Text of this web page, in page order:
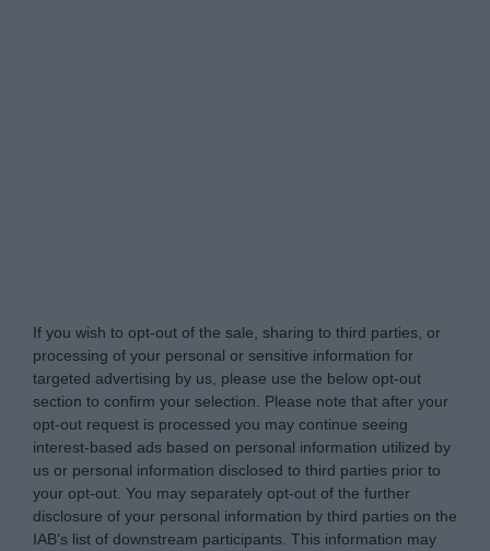
If you wish to opt-out of the sale, sharing to third parties, or
processing of your personal or sensitive information for
targeted advertising by us, please use the below opt-out
section to confirm your selection. Please note that after your
opt-out request is processed you may continue seeing
interest-based ads based on personal information utilized by
us or personal information disclosed to third parties prior to
your opt-out. You may separately opt-out of the further
disclosure of your personal information by third parties on the
IAB’s list of downstream participants. This information may